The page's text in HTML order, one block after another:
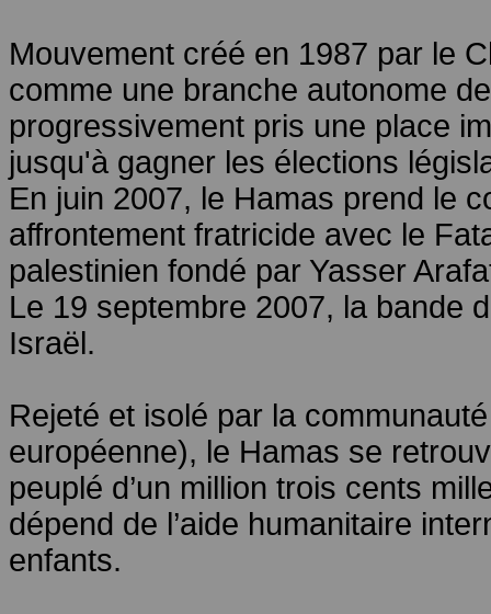
Mouvement créé en 1987 par le
comme une branche autonome
progressivement pris une place
jusqu'à gagner les élections
En juin 2007, le Hamas prend le
affrontement fratricide avec le
palestinien fondé par Yasser
Le 19 septembre 2007, la bande
Israël.
Rejeté et isolé par la
européenne), le Hamas se
peuplé d’un million trois cents
dépend de l’aide humanitaire
enfants.